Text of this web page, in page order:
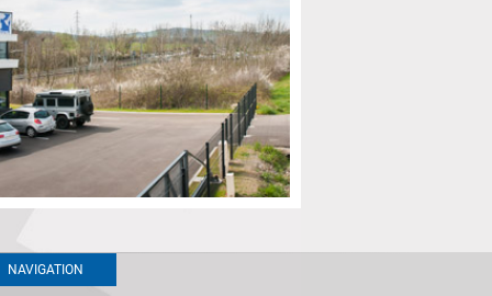
NAVIGATION